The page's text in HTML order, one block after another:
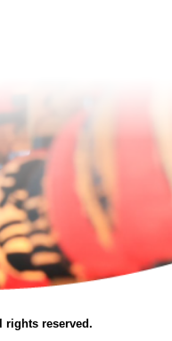
rights reserved.